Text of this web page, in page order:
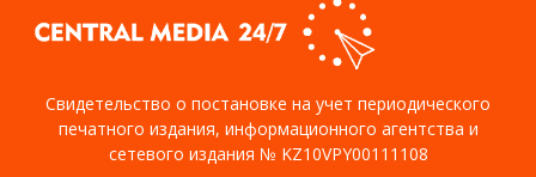
Свидетельство о постановке на учет периодического
печатного издания, информационного агентства и
сетевого издания № KZ10VPY00111108